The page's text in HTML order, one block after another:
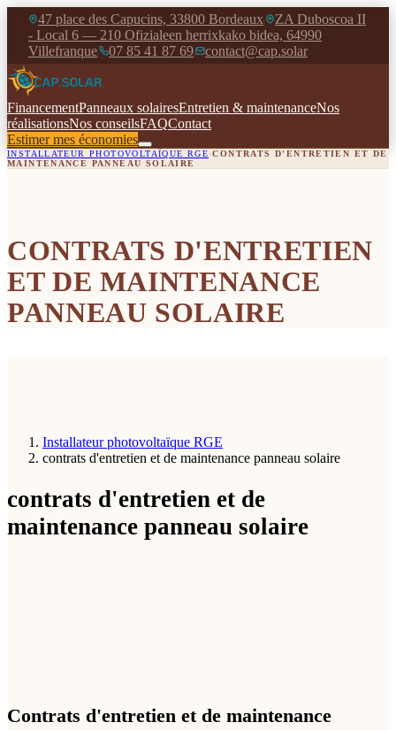
47 place des Capucins, 33800 Bordeaux
ZA Duboscoa II
- Local 6 — 210 Ofizialeen herrixkako bidea, 64990
Villefranque
07 85 41 87 69 contact@cap.solar
FinancementPanneaux solairesEntretien & maintenanceNos
réalisationsNos conseilsFAQContact
Estimer mes économies
INSTALLATEUR PHOTOVOLTAÏQUE RGE ›CONTRATS D'ENTRETIEN ET DE
MAINTENANCE PANNEAU SOLAIRE
CONTRATS D'ENTRETIEN
ET DE MAINTENANCE
PANNEAU SOLAIRE
Installateur photovoltaïque RGE
contrats d'entretien et de maintenance panneau solaire
contrats d'entretien et de
maintenance panneau solaire
Contrats d'entretien et de maintenance